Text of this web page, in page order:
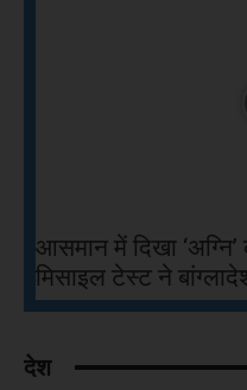
आसमान में दिखा
मिसाइल टेस्ट ने
देश